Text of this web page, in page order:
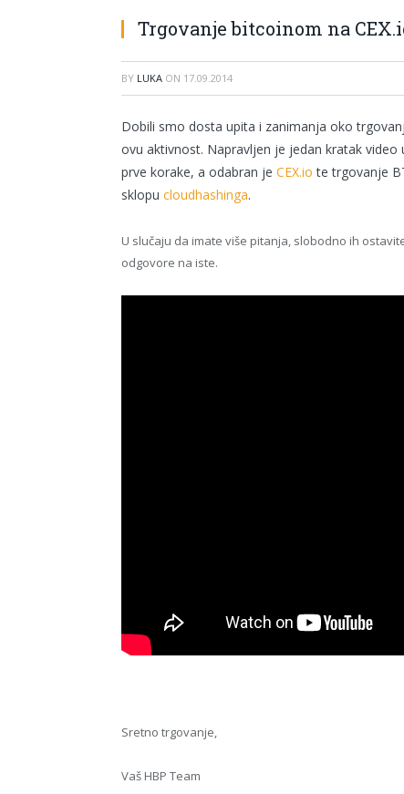
Trgovanje bitcoinom na
BY LUKA ON 17.09.2014
Dobili smo dosta upita i zanimanja oko
ovu aktivnost. Napravljen je jedan kratak
prve korake, a odabran je CEX.io te trgovanje
sklopu cloudhashinga.
U slučaju da imate više pitanja, slobodno ih
odgovore na iste.
Sretno trgovanje,
Vaš HBP Team